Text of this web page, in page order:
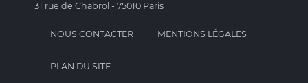
31 rue de Chabrol - 75010 Paris
NOUS CONTACTER MENTIONS LÉGALES
PLAN DU SITE